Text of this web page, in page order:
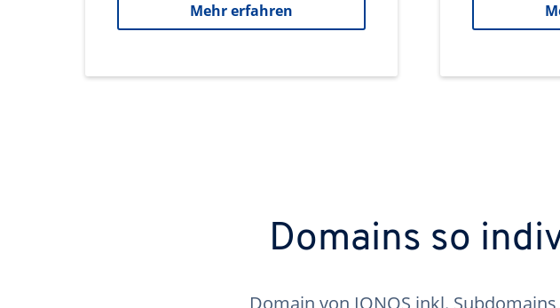
Mehr erfahren
Domains so
Domain von IONOS inkl.